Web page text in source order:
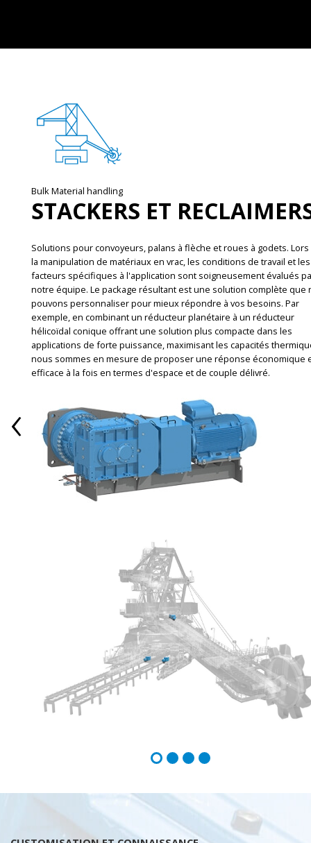
Bulk Material handling
STACKERS ET
Solutions pour convoyeurs, palans à flèche et roues à godets.
la manipulation de matériaux en vrac, les conditions de travail et les
facteurs spécifiques à l'application sont soigneusement évalués
notre équipe. Le package résultant est une solution complète que
pouvons personnaliser pour mieux répondre à vos besoins. Par
exemple, en combinant un réducteur planétaire à un réducteur
hélicoïdal conique offrant une solution plus compacte dans les
applications de forte puissance, maximisant les capacités
nous sommes en mesure de proposer une réponse économique
efficace à la fois en termes d'espace et de couple délivré.
‹